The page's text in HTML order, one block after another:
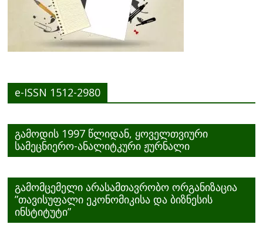
e-ISSN 1512-2980
გამოდის 1997 წლიდან, ყოველთვიური
სამეცნიერო-ანალიტკური ჟურნალი
გამომცემელი არასამთავრობო ორგანიზაცია
”თავისუფალი ეკონომიკისა და ბიზნესის
ინსტიტუტი”